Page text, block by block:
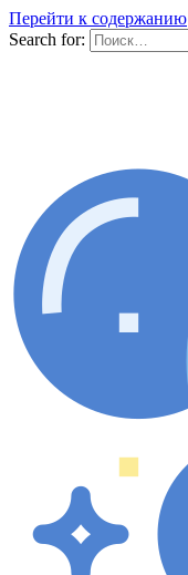
Перейти к содержанию
Search for: